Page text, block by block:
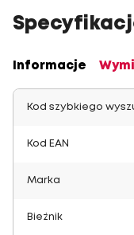
Informacje
Kod szybkiego
Kod EAN
Marka
Bieżnik